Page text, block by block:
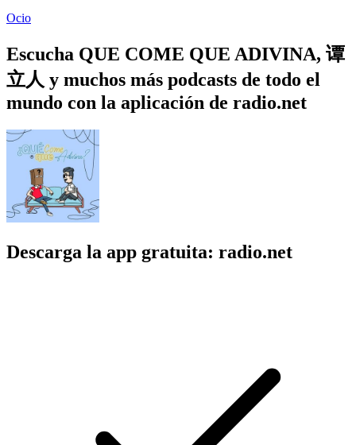
Ocio
Escucha QUE COME QUE ADIVINA, 谭
立人 y muchos más podcasts de todo el
mundo con la aplicación de radio.net
Descarga la app gratuita: radio.net